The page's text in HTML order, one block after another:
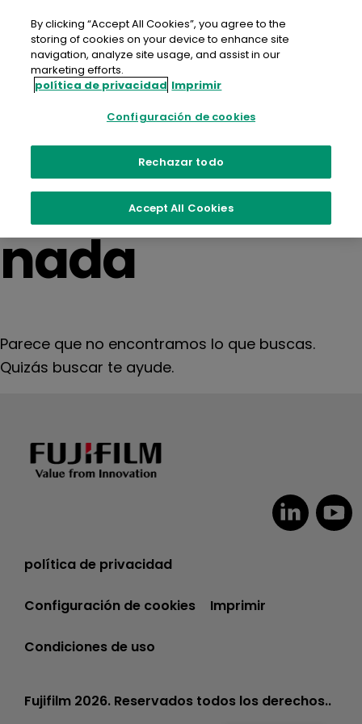
contenido
No se
encontró
nada
Parece que no encontramos lo que buscas.
Quizás buscar te ayude.
política de privacidad
Configuración de cookies Imprimir
Condiciones de uso
Fujifilm 2026. Reservados todos los derechos..
By clicking “Accept All Cookies”, you agree to the
storing of cookies on your device to enhance site
navigation, analyze site usage, and assist in our
marketing efforts.
política de privacidad Imprimir
Configuración de cookies
Rechazar todo
Accept All Cookies